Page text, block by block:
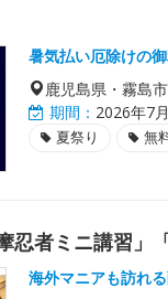
暑気払い厄除けの
鹿児島県・霧島市
期間： 2026年7
夏祭り 無
忍者ミニ講習」
海外マニアも訪れ